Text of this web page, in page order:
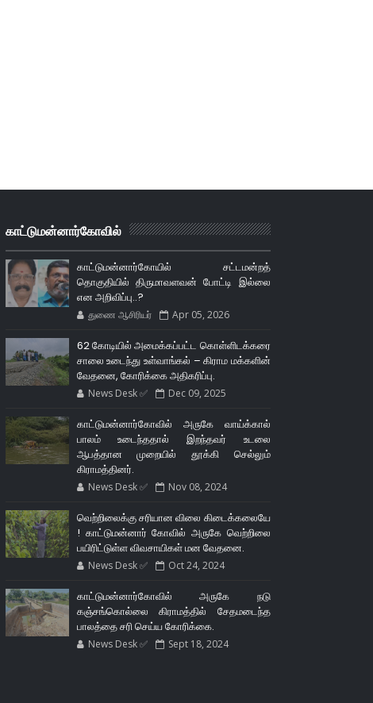
காட்டுமன்னார்கோவில்
காட்டுமன்னார்கோயில் சட்டமன்றத்
தொகுதியில் திருமாவளவன் போட்டி இல்லை
என அறிவிப்பு..?
துணை ஆசிரியர் Apr 05, 2026
62 கோடியில் அமைக்கப்பட்ட கொள்ளிடக்கரை
சாலை உடைந்து உள்வாங்கல் – கிராம மக்களின்
வேதனை, கோரிக்கை அதிகரிப்பு.
News Desk ✅ Dec 09, 2025
காட்டுமன்னார்கோவில் அருகே வாய்க்கால்
பாலம் உடைந்ததால் இறந்தவர் உடலை
ஆபத்தான முறையில் தூக்கி செல்லும்
கிராமத்தினர்.
News Desk ✅ Nov 08, 2024
வெற்றிலைக்கு சரியான விலை கிடைக்கலையே
! காட்டுமன்னார் கோவில் அருகே வெற்றிலை
பயிரிட்டுள்ள விவசாயிகள் மன வேதனை.
News Desk ✅ Oct 24, 2024
காட்டுமன்னார்கோவில் அருகே நடு
கஞ்சங்கொல்லை கிராமத்தில் சேதமடைந்த
பாலத்தை சரி செய்ய கோரிக்கை.
News Desk ✅ Sept 18, 2024